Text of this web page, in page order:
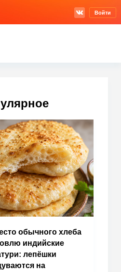
Войти
обычного хлеба
индийские
лепёшки
на